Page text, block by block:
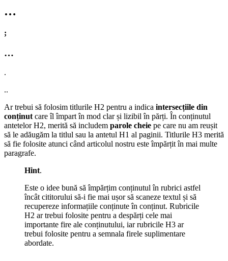
…
;
…
.
..
Ar trebui să folosim titlurile H2 pentru a indica intersecțiile din
conținut care îl împart în mod clar și lizibil în părți. În conținutul
antetelor H2, merită să includem parole cheie pe care nu am reușit
să le adăugăm la titlul sau la antetul H1 al paginii. Titlurile H3 merită
să fie folosite atunci când articolul nostru este împărțit în mai multe
paragrafe.
Hint.
Este o idee bună să împărțim conținutul în rubrici astfel
încât cititorului să-i fie mai ușor să scaneze textul și să
recupereze informațiile conținute în conținut. Rubricile
H2 ar trebui folosite pentru a despărți cele mai
importante fire ale conținutului, iar rubricile H3 ar
trebui folosite pentru a semnala firele suplimentare
abordate.